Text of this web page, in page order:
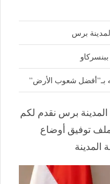
بـ”أفضل شعوب الأرض”
برس نقدم لكم
ملف توفيق أوضاع
المدينة